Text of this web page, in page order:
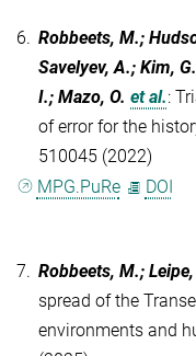
6. Robbeets, M.;
Savelyev, A.; Kim,
I.; Mazo, O. et al.:
of error for the
510045 (2022)
MPG.PuRe
DOI
7. Robbeets, M.; Leipe,
spread of the
environments and